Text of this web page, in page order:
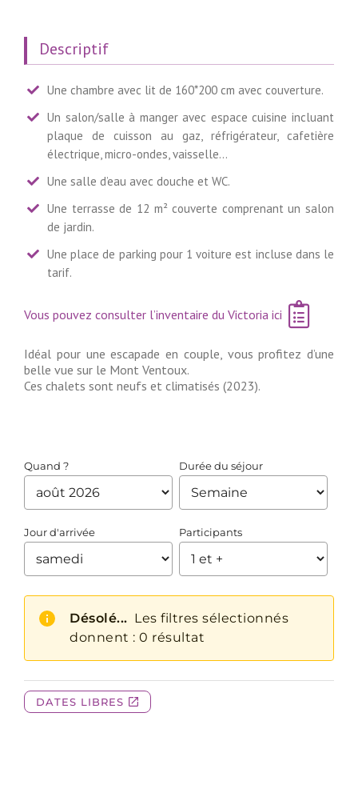
Descriptif
Une chambre avec lit de 160*200 cm avec couverture.
Un salon/salle à manger avec espace cuisine incluant
plaque de cuisson au gaz, réfrigérateur, cafetière
électrique, micro-ondes, vaisselle…
Une salle d’eau avec douche et WC.
Une terrasse de 12 m² couverte comprenant un salon
de jardin.
Une place de parking pour 1 voiture est incluse dans le
tarif.
Vous pouvez consulter l’inventaire du Victoria ici
Idéal pour une escapade en couple, vous profitez d’une
belle vue sur le Mont Ventoux.
Ces chalets sont neufs et climatisés (2023).